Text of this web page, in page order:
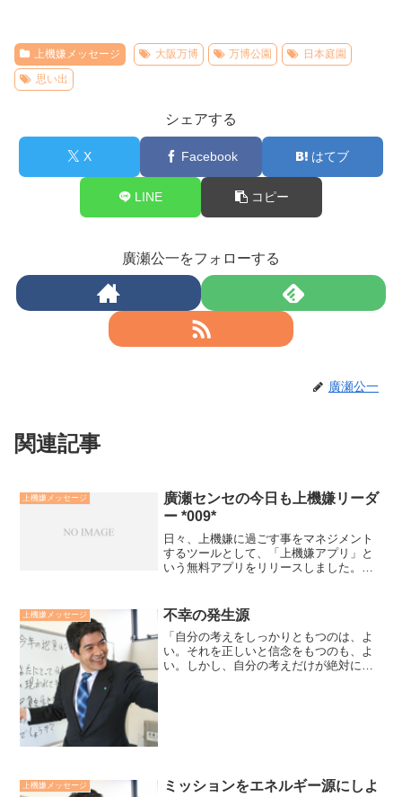
上機嫌メッセージ 大阪万博 万博公園
日本庭園
思い出
シェアする
X Facebook はてブ
LINE コピー
廣瀬公一をフォローする
廣瀬公一
関連記事
上機嫌メッセージ
廣瀬センセの今日も上機嫌リーダ
ー *009*
日々、上機嫌に過ごす事をマネジメント
するツールとして、「上機嫌アプリ」と
いう無料アプリをリリースしました。自
ームの様に楽しく実施できるという考え
から創りました。楽しいも...
上機嫌メッセージ 不幸の発生源
「自分の考えをしっかりともつのは、よ
い。それを正しいと信念をもつのも、よ
い。しかし、自分の考えだけが絶対に正
上機嫌メッセージ
ミッションをエネルギー源にしよ